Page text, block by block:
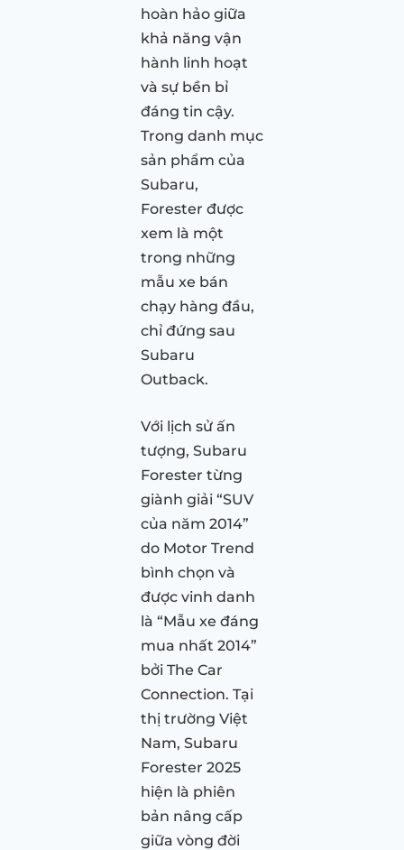
hoàn hảo giữa
khả năng vận
hành linh hoạt
và sự bền bỉ
đáng tin cậy.
Trong danh mục
sản phẩm của
Subaru,
Forester được
xem là một
trong những
mẫu xe bán
chạy hàng đầu,
chỉ đứng sau
Subaru
Outback.
Với lịch sử ấn
tượng, Subaru
Forester từng
giành giải “SUV
của năm 2014”
do Motor Trend
bình chọn và
được vinh danh
là “Mẫu xe đáng
mua nhất 2014”
bởi The Car
Connection. Tại
thị trường Việt
Nam, Subaru
Forester 2025
hiện là phiên
bản nâng cấp
giữa vòng đời